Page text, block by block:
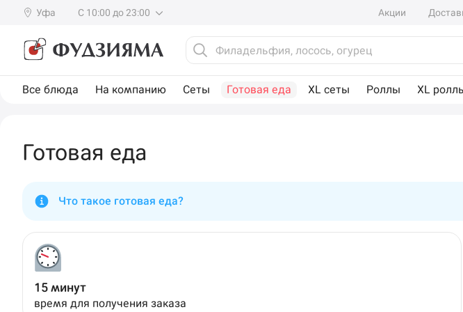
Уфа С 10:00 до 23:00 Акции
Все блюда На компанию Сеты Готовая еда XL сеты Роллы XL
Готовая еда
Что такое готовая еда?
15 минут
время для получения заказа